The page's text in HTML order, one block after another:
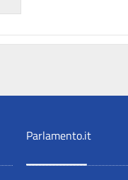
Parlamento.it